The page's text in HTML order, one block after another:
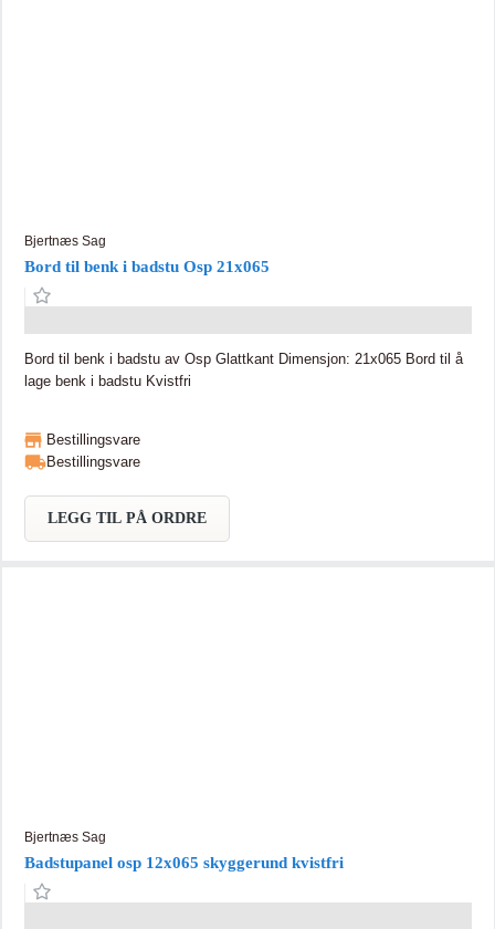
Bjertnæs Sag
Bord til benk i badstu Osp 21x065
Bord til benk i badstu av Osp Glattkant Dimensjon: 21x065 Bord til å
lage benk i badstu Kvistfri
Bestillingsvare
Bestillingsvare
LEGG TIL PÅ ORDRE
Bjertnæs Sag
Badstupanel osp 12x065 skyggerund kvistfri